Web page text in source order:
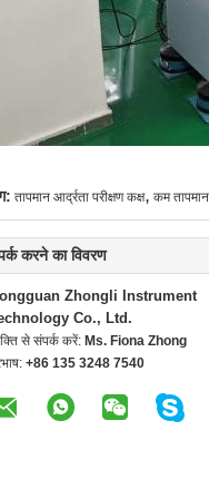
तापमान आर्द्रता परीक्षण कक्ष, कम
करने का विवरण
Zhongli Instrument
Co., Ltd.
से संपर्क करें: Ms. Fiona Zhong
+86 135 3248 7540